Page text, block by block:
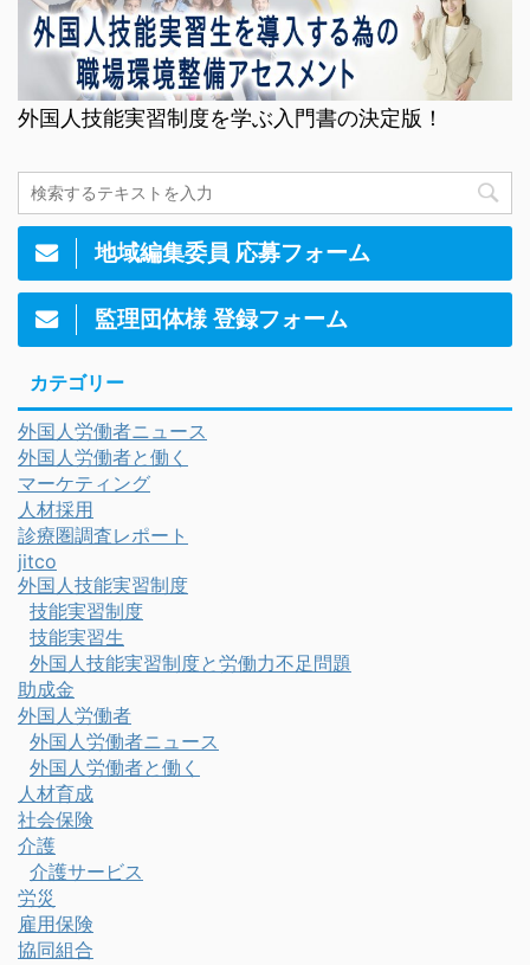
外国人技能実習制度を学ぶ入門書の決定版！
地域編集委員 応募フォーム
監理団体様 登録フォーム
カテゴリー
外国人労働者ニュース
外国人労働者と働く
マーケティング
人材採用
診療圏調査レポート
jitco
外国人技能実習制度
技能実習制度
技能実習生
外国人技能実習制度と労働力不足問題
助成金
外国人労働者
外国人労働者ニュース
外国人労働者と働く
人材育成
社会保険
介護
介護サービス
労災
雇用保険
協同組合